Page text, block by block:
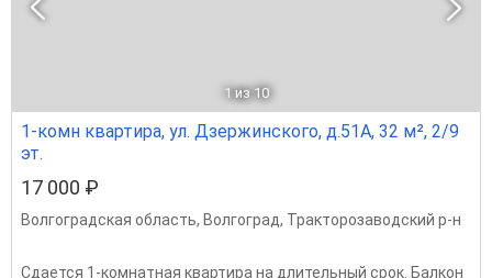
1 из 10
1-комн квартира, ул. Дзержинского, д.51А, 32 м², 2/9
эт.
17 000 ₽
Волгоградская область, Волгоград, Тракторозаводский р-н
Сдается 1-комнатная квартира на длительный срок. Балкон